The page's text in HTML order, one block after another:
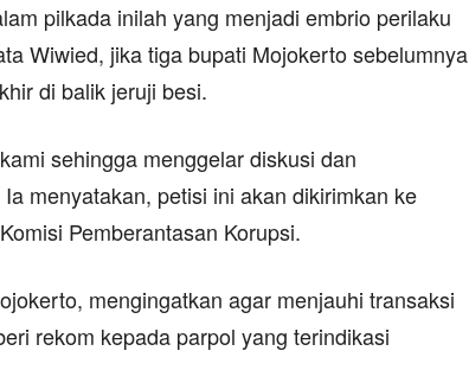
pilkada inilah yang menjadi embrio perilaku
Wiwied, jika tiga bupati Mojokerto sebelumnya
di balik jeruji besi.
sehingga menggelar diskusi dan
menyatakan, petisi ini akan dikirimkan ke
Pemberantasan Korupsi.
mengingatkan agar menjauhi transaksi
rekom kepada parpol yang terindikasi